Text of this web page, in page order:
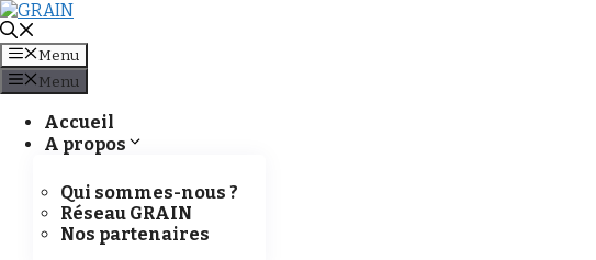
Aller directement au contenu
Menu
Menu
Accueil
A propos
Qui sommes-nous ?
Réseau GRAIN
Nos partenaires
Message du Secrétaire général à
télécommunications et de la
transformation numérique »